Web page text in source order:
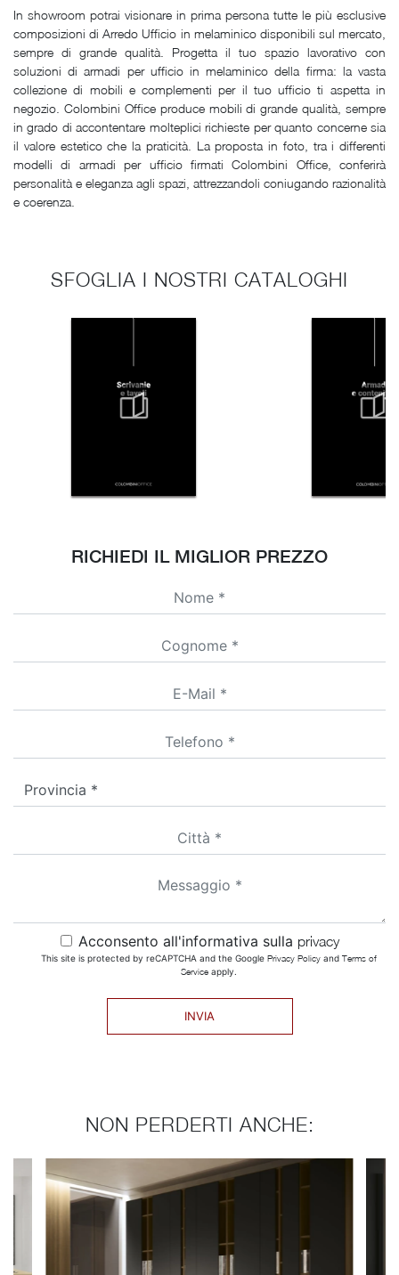
In showroom potrai visionare in prima persona tutte le più esclusive
composizioni di Arredo Ufficio in melaminico disponibili sul mercato,
sempre di grande qualità. Progetta il tuo spazio lavorativo con
soluzioni di armadi per ufficio in melaminico della firma: la vasta
collezione di mobili e complementi per il tuo ufficio ti aspetta in
negozio. Colombini Office produce mobili di grande qualità, sempre
in grado di accontentare molteplici richieste per quanto concerne sia
il valore estetico che la praticità. La proposta in foto, tra i differenti
modelli di armadi per ufficio firmati Colombini Office, conferirà
personalità e eleganza agli spazi, attrezzandoli coniugando razionalità
e coerenza.
SFOGLIA I NOSTRI CATALOGHI
RICHIEDI IL MIGLIOR PREZZO
Acconsento all'informativa sulla privacy
This site is protected by reCAPTCHA and the Google Privacy Policyand Terms of
Serviceapply.
INVIA
NON PERDERTI ANCHE: